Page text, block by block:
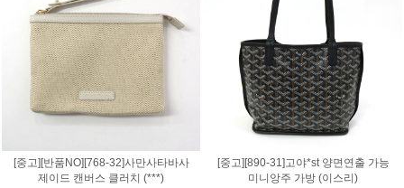
[중고][반품NO][768-32]사만사타바사
제이드 캔버스 클러치 (***)
[중고][890-31]고야*st 양면연출 가능
미니앙주 가방 (이스리)